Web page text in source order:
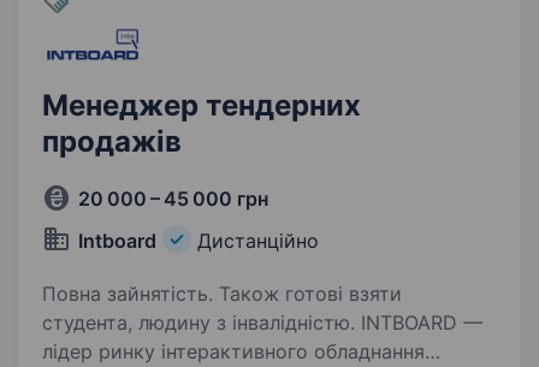
Менеджер тендерних
продажів
20 000 – 45 000 грн
Intboard
Дистанційно
Повна зайнятість. Також готові взяти
студента, людину з інвалідністю. INTBOARD —
лідер ринку інтерактивного обладнання